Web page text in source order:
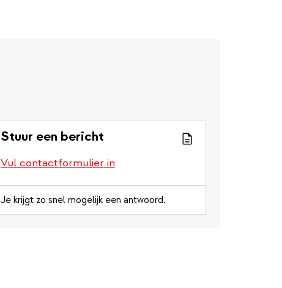
Stuur een bericht
Vul contactformulier in
Je krijgt zo snel mogelijk een antwoord.